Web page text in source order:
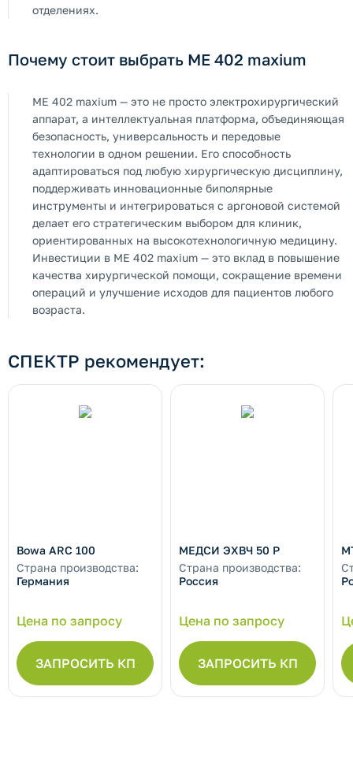
отделениях.
Почему стоит выбрать ME 402 maxium
ME 402 maxium — это не просто электрохирургический
аппарат, а интеллектуальная платформа, объединяющая
безопасность, универсальность и передовые
технологии в одном решении. Его способность
адаптироваться под любую хирургическую дисциплину,
поддерживать инновационные биполярные
инструменты и интегрироваться с аргоновой системой
делает его стратегическим выбором для клиник,
ориентированных на высокотехнологичную медицину.
Инвестиции в ME 402 maxium — это вклад в повышение
качества хирургической помощи, сокращение времени
операций и улучшение исходов для пациентов любого
возраста.
СПЕКТР рекомендует:
Bowa ARC 100
Страна производства:
Германия
Цена по запросу
ЗАПРОСИТЬ КП
МЕДСИ ЭХВЧ 50 Р
Страна производства:
Россия
Цена по запросу
ЗАПРОСИТЬ КП